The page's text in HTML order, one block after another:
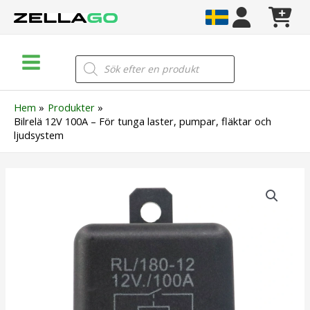
Menu
Products
search
Hem
Produkter
Bilrelä 12V 100A – För tunga laster, pumpar, fläktar och
ljudsystem